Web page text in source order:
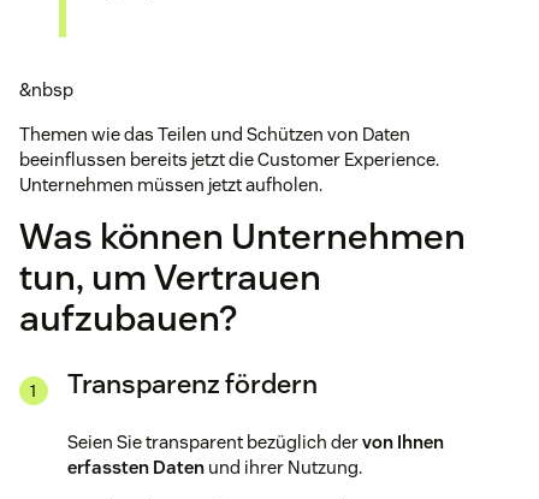
&nbsp
Themen wie das Teilen und Schützen von Daten
beeinflussen bereits jetzt die Customer Experience.
Unternehmen müssen jetzt aufholen.
Was können Unternehmen
tun, um Vertrauen
aufzubauen?
Transparenz fördern
Seien Sie transparent bezüglich dervon Ihnen
erfassten Daten und ihrer Nutzung.